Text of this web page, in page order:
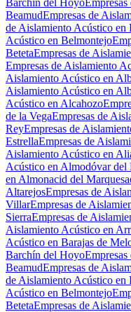
Barchín del Hoyo
BeamudEmpresas de
de Aislamiento Acústico en
Acústico en Belmontejo
BetetaEmpresas de
Empresas de Aislamiento
Aislamiento Acústico en
Aislamiento Acústico en
Acústico en Alcahozo
de la VegaEmpresas de
ReyEmpresas de
EstrellaEmpresas de
Aislamiento Acústico en
Acústico en Almodóvar del
en Almonacid del
AltarejosEmpresas de
VillarEmpresas de
SierraEmpresas de
Aislamiento Acústico en
Acústico en Barajas de
Barchín del Hoyo
BeamudEmpresas de
de Aislamiento Acústico en
Acústico en Belmontejo
BetetaEmpresas de